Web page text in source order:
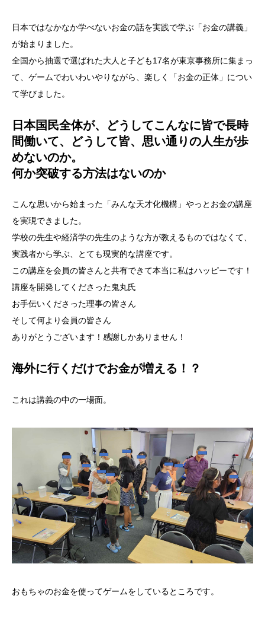
日本ではなかなか学べないお金の話を実践で学ぶ「お金の講義」
が始まりました。
全国から抽選で選ばれた大人と子ども17名が東京事務所に集まっ
て、ゲームでわいわいやりながら、楽しく「お金の正体」につい
て学びました。
日本国民全体が、どうしてこんなに皆で長時
間働いて、どうして皆、思い通りの人生が歩
めないのか。
何か突破する方法はないのか
こんな思いから始まった「みんな天才化機構」やっとお金の講座
を実現できました。
学校の先生や経済学の先生のような方が教えるものではなくて、
実践者から学ぶ、とても現実的な講座です。
この講座を会員の皆さんと共有できて本当に私はハッピーです！
講座を開発してくださった鬼丸氏
お手伝いくださった理事の皆さん
そして何より会員の皆さん
ありがとうございます！感謝しかありません！
海外に行くだけでお金が増える！？
これは講義の中の一場面。
おもちゃのお金を使ってゲームをしているところです。